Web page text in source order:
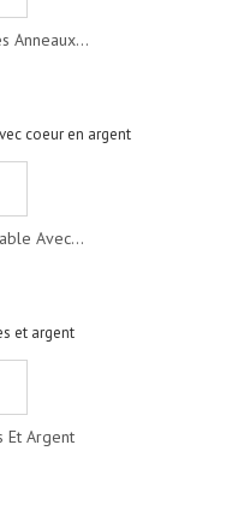
Anneaux...
Avec...
Et Argent